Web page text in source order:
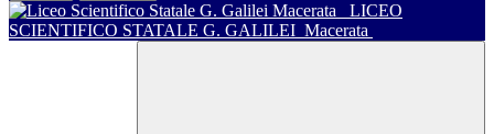
LICEO
SCIENTIFICO STATALE G. GALILEI Macerata